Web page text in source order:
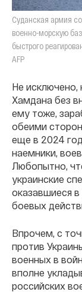
Суданская армия
военно-морскую
быстрого
AFP
Не исключено,
Хамдана без
ему тоже,
обеими
еще в 2024
наемники,
Любопытно,
украинские
оказавшиеся
боевых
Впрочем, с
против
военных в
вполне
российских